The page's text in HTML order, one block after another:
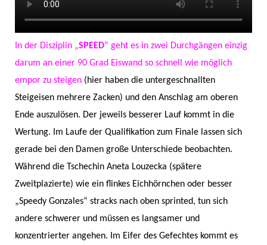
In der Disziplin „SPEED“ geht es in zwei Durchgängen einzig
darum an einer 90 Grad Eiswand so schnell wie möglich
empor zu steigen (hier haben die untergeschnallten
Steigeisen mehrere Zacken) und den Anschlag am oberen
Ende auszulösen. Der jeweils besserer Lauf kommt in die
Wertung. Im Laufe der Qualifikation zum Finale lassen sich
gerade bei den Damen große Unterschiede beobachten.
Während die Tschechin Aneta Louzecka (spätere
Zweitplazierte) wie ein flinkes Eichhörnchen oder besser
„Speedy Gonzales“ stracks nach oben sprinted, tun sich
andere schwerer und müssen es langsamer und
konzentrierter angehen. Im Eifer des Gefechtes kommt es